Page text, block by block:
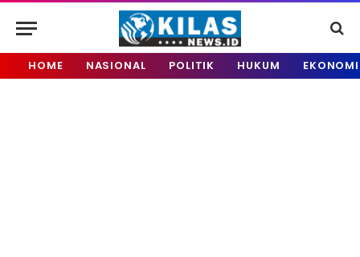
HOME NASIONAL POLITIK HUKUM EKONOMI